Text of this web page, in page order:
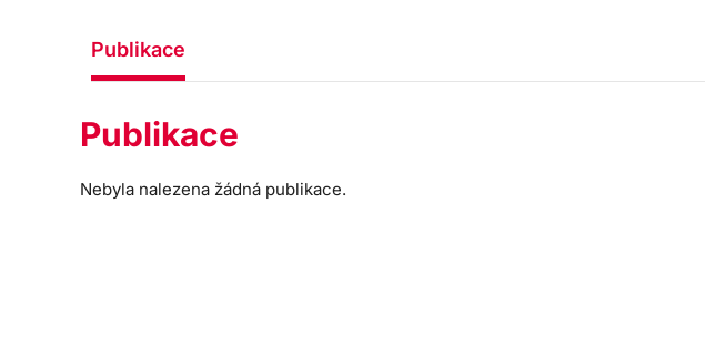
Publikace
Publikace
Nebyla nalezena žádná publikace.